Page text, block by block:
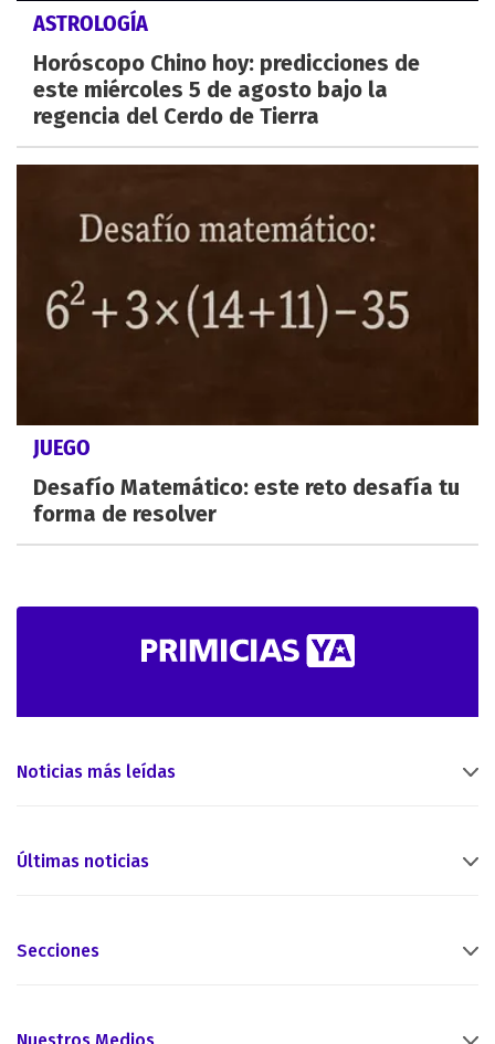
ASTROLOGÍA
Horóscopo Chino hoy: predicciones de
este miércoles 5 de agosto bajo la
regencia del Cerdo de Tierra
JUEGO
Desafío Matemático: este reto desafía tu
forma de resolver
Noticias más leídas
Últimas noticias
Secciones
Nuestros Medios